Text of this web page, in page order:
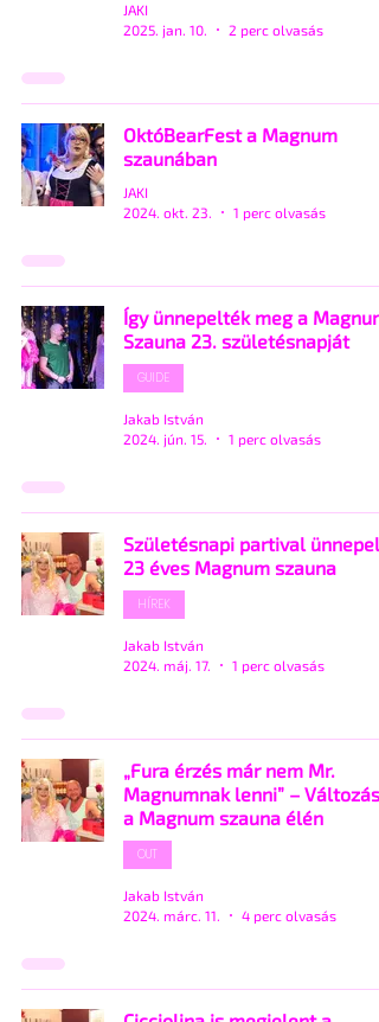
JAKI
2025. jan. 10.
2 perc olvasás
OktóBearFest a Magnum
szaunában
JAKI
2024. okt. 23.
1 perc olvasás
Így ünnepelték meg a Magnum
Szauna 23. születésnapját
GUIDE
Jakab István
2024. jún. 15.
1 perc olvasás
Születésnapi partival ünnepel
23 éves Magnum szauna
HÍREK
Jakab István
2024. máj. 17.
1 perc olvasás
„Fura érzés már nem Mr.
Magnumnak lenni” –
a Magnum szauna élén
OUT
Jakab István
2024. márc. 11.
4 perc olvasás